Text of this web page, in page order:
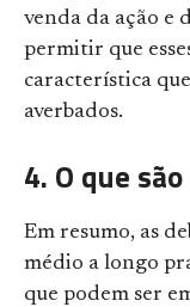
venda da ação e
permitir que
característica
averbados.
4. O que
Em resumo, as
médio a longo
que podem ser